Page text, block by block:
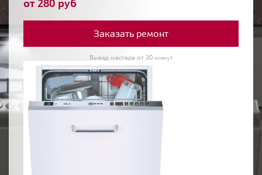
от 280 руб
Заказать ремонт
Выезд мастера от 30 минут